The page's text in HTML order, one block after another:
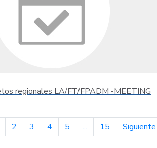
regionales LA/FT/FPADM -MEETING
anterior
2 3 4 5 ... 15 Siguiente